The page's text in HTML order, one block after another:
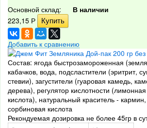
Основной склад:
В наличии
223,15 Р
Добавить к сравнению
Состав: ягода быстрозамороженная
кабачков, вода, подсластители (эритрит,
стевии), загустители (гуаровая камедь,
дерева), регулятор кислотности
кислота), натуральный краситель -
сорбиновая кислота
Рекондуемая дозировка не более 45гр в